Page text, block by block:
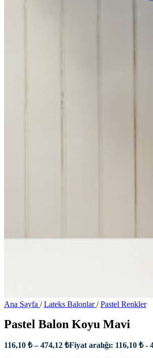
Ana Sayfa / Lateks Balonlar/ Pastel Renkler
Pastel Balon Koyu Mavi
116,10 ₺ –474,12 ₺Fiyat aralığı: 116,10 ₺ -